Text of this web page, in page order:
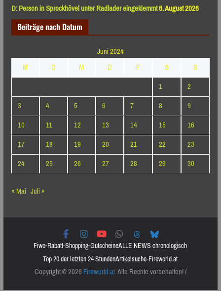
D: Person in Sprockhövel unter Radlader eingeklemmt6. August 2026
Beiträge nach Datum
Juni 2024
M
D M D F S
S
1
2
3
4 5 6 7 8
9
10
11 12 13 14 15
16
17
18 19 20 21 22
23
24
25 26 27 28 29
30
« Mai Juli »
Fiwo-Rabatt-Shopping-GutscheineALLE NEWS chronologisch
Top 20 der letzten 24 StundenArtikelsuche-Fireworld.at
Copyright © 2026Fireworld.at. Alle Rechte vorbehalten! /